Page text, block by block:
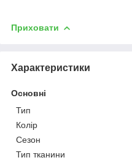
Приховати
Характеристики
Основні
Тип
Колір
Сезон
Тип тканини